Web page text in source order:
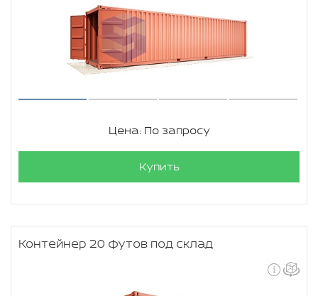
Цена: По запросу
Купить
Контейнер 20 футов под склад